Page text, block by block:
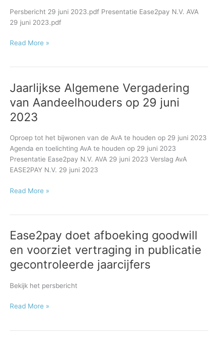
Persbericht 29 juni 2023.pdf Presentatie Ease2pay N.V. AVA
29 juni 2023.pdf
jaarcijfers
Read More »
Jaarlijkse Algemene Vergadering
van Aandeelhouders op 29 juni
2023
Oproep tot het bijwonen van de AvA te houden op 29 juni 2023
Agenda en toelichting AvA te houden op 29 juni 2023
Presentatie Ease2pay N.V. AVA 29 juni 2023 Verslag AvA
EASE2PAY N.V. 29 juni 2023
Jaarlijkse
Algemene
Vergadering
van
op
29
juni
2023
Read More »
Ease2pay doet afboeking goodwill
en voorziet vertraging in publicatie
gecontroleerde jaarcijfers
Bekijk het persbericht
Ease2pay
afboeking
goodwill
voorziet
in
gecontroleerde
Read More »